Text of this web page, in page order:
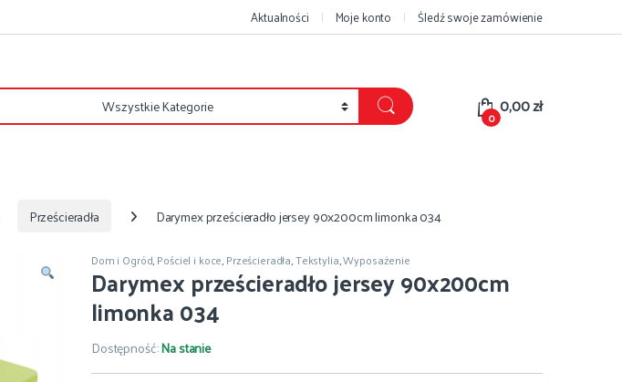
Aktualności Moje konto Śledź swoje zamówienie
0 0,00zł
Prześcieradła Darymex prześcieradło jersey 90x200cm limonka 034
Dom i Ogród,Pościel i koce,Prześcieradła,Tekstylia,Wyposażenie
Darymex prześcieradło jersey 90x200cm
limonka 034
Dostępność:Na stanie